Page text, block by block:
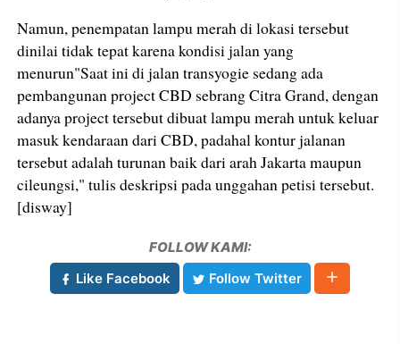
Namun, penempatan lampu merah di lokasi tersebut
dinilai tidak tepat karena kondisi jalan yang
menurun"Saat ini di jalan transyogie sedang ada
pembangunan project CBD sebrang Citra Grand, dengan
adanya project tersebut dibuat lampu merah untuk keluar
masuk kendaraan dari CBD, padahal kontur jalanan
tersebut adalah turunan baik dari arah Jakarta maupun
cileungsi," tulis deskripsi pada unggahan petisi tersebut.
[disway]
FOLLOW KAMI:
Like Facebook
Follow Twitter